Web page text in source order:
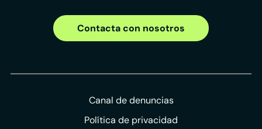
Contacta con nosotros
Canal de denuncias
Política de privacidad